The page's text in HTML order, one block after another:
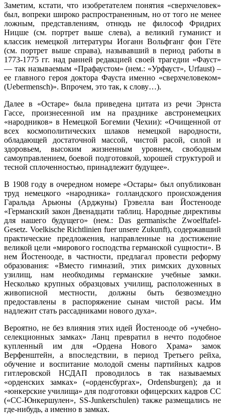
Заметим, кстати, что изобретателем понятия «сверхчеловек»
был, вопреки широко распространенным, но от того не менее
ложным, представлениям, отнюдь не философ Фридрих
Ницше (см. портрет выше слева), а великий гуманист и
классик немецкой литературы Иоганн Вольфганг фон Гёте
(см. портрет выше справа), называвший в период работы в
1773-1775 гг. над ранней редакцией своей трагедии «Фауст»
— так называемым «Прафаустом» (нем.: «Урфауст», Urfaust) –
ее главного героя доктора Фауста именно «сверхчеловеком»
(Uebermensch)». Впрочем, это так, к слову…).
Далее в «Остаре» была приведена цитата из речи Эрнста
Гассе, произнесенной им на празднике австронемецких
«народников» в Немецкой Богемии (Чехии): «Очищенной от
всех космополитических шлаков немецкой народности,
обладающей достаточной массой, чистой расой, силой и
здоровьем, высоким жизненным уровнем, свободным
самоуправлением, боевой подготовкой, хорошей структурой и
тесной сплоченностью, принадлежит будущее».
В 1908 году в очередном номере «Остары» был опубликован
труд немецкого «народника» голландского происхождения
Гаральда Арьюны (Арджуны) Грэвелла ван Йостенооде
«Германский закон Двенадцати таблиц. Народные директивы
для нашего будущего» (нем.: Das germanische Zwoelftafel-
Gesetz. Voelkische Richtlinien fuer unsere Zukunft), содержавший
практические предложения, направленные на достижение
великой цели «мирового господства германской сущности». В
нем Йостенооде, в частности, предлагал провести реформу
образования: «Вместо гимназий, этих римских духовных
узилищ, нам необходимы германские учебные замки.
Несколько крупных образцовых училищ, расположенных в
живописной местности, должны быть безвозмездно
предоставлены в распоряжение сынам чистой расы. Им
надлежит стать рассадниками нового духа».
Вероятно, не без влияния этих идей Йостенооде об «учебно-
селекционных замках» Ланц превратил в нечто подобное
купленный им для «Ордена Нового Храма» замок
Верфенштейн, а впоследствии, в период Третьего рейха,
обучение и воспитание молодой смены партийных кадров
гитлеровской НСДАП проводилось в так называемых
«орденских замках» («орденсбургах», Ordensburgen); да и
«юнкерские училища» для подготовки офицерских кадров СС
(«СС-Юнкершулен», SS-Junkerschulen) также размещались не
где-нибудь, а именно в замках.